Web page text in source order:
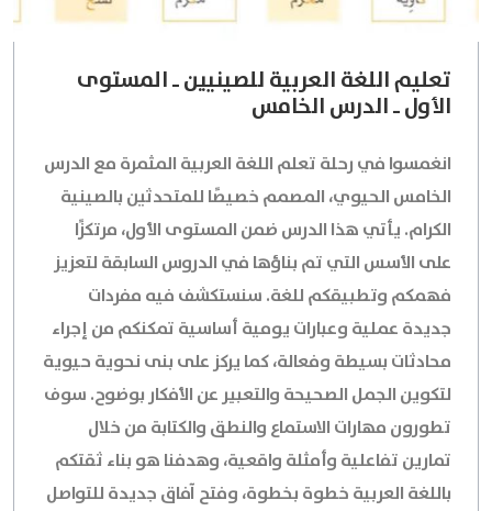
تعليم اللغة العربية للصينيين ـ المستوى
الأول ـ الدرس الخامس
انغمسوا في رحلة تعلم اللغة العربية المثمرة مع الدرس
الخامس الحيوي، المصمم خصيصًا للمتحدثين بالصينية
الكرام. يأتي هذا الدرس ضمن المستوى الأول، مرتكزًا
على الأسس التي تم بناؤها في الدروس السابقة لتعزيز
فهمكم وتطبيقكم للغة. سنستكشف فيه مفردات
جديدة عملية وعبارات يومية أساسية تمكنكم من إجراء
محادثات بسيطة وفعالة، كما يركز على بنى نحوية حيوية
لتكوين الجمل الصحيحة والتعبير عن الأفكار بوضوح. سوف
تطورون مهارات الاستماع والنطق والكتابة من خلال
تمارين تفاعلية وأمثلة واقعية، وهدفنا هو بناء ثقتكم
باللغة العربية خطوة بخطوة، وفتح آفاق جديدة للتواصل